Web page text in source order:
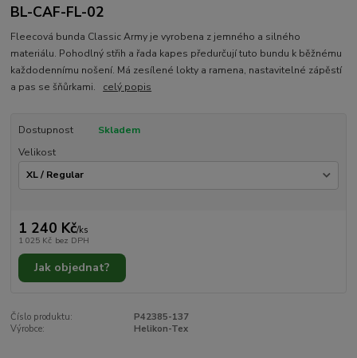
BL-CAF-FL-02
Fleecová bunda Classic Army je vyrobena z jemného a silného
materiálu. Pohodlný střih a řada kapes předurčují tuto bundu k běžnému
každodennímu nošení. Má zesílené lokty a ramena, nastavitelné zápěstí
a pas se šňůrkami. celý popis
Dostupnost
Skladem
Velikost
1 240 Kč/ks
1 025 Kč bez DPH
Jak objednat?
Číslo produktu:
P42385-137
Výrobce:
Helikon-Tex